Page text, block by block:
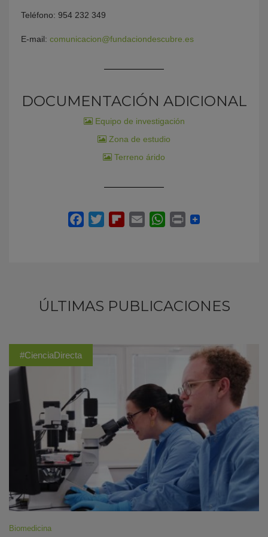
Teléfono: 954 232 349
E-mail: comunicacion@fundaciondescubre.es
DOCUMENTACIÓN ADICIONAL
Equipo de investigación
Zona de estudio
Terreno árido
ÚLTIMAS PUBLICACIONES
#CienciaDirecta
Biomedicina